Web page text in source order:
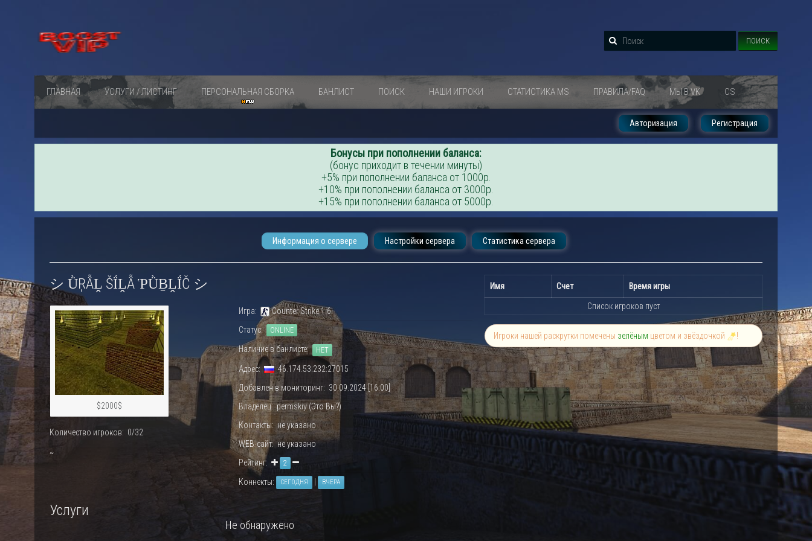
ПОИСК
ГЛАВНАЯ УСЛУГИ / ЛИСТИНГ ПЕРСОНАЛЬНАЯ СБОРКА БАНЛИСТ ПОИСК НАШИ ИГРОКИ СТАТИСТИКА MS ПРАВИЛА/FAQ МЫ В VK CS
Авторизация Регистрация
Бонусы при пополнении баланса:
(бонус приходит в течении минуты)
+5% при пополнении баланса от 1000р.
+10% при пополнении баланса от 3000р.
+15% при пополнении баланса от 5000р.
Информация о сервере Настройки сервера Статистика сервера
シ ǛŖẪḼ ŠḮḼẪ ῬǛḆḼḮČ シ
$2000$
Количество игроков: 0/32
~
Игра:
Counter Strike 1.6
Статус:
ONLINE
Наличие в банлисте: НЕТ
Адрес:
46.174.53.232:27015
Добавлен в мониторинг: 30.09.2024 [16:00]
Владелец: permskiy (Это Вы?)
Контакты: не указано
WEB-сайт: не указано
Рейтинг:
2
Коннекты: СЕГОДНЯ ВЧЕРА
Услуги
Не обнаружено
Имя Счет Время игры
Список игроков пуст
Игроки нашей раскрутки помечены зелёным цветом и звёздочкой !